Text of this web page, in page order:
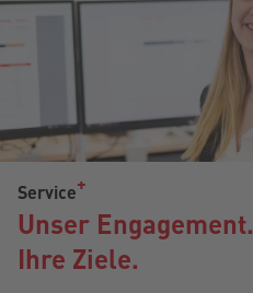
Service
Unser Engagement.
Ihre Ziele.